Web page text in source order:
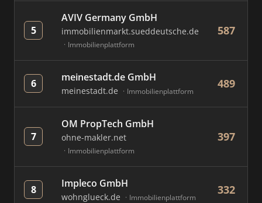
5
AVIV Germany GmbH
immobilienmarkt.sueddeutsche.de
Immobilienplattform
587
6 meinestadt.de GmbH
meinestadt.de Immobilienplattform
489
7
OM PropTech GmbH
ohne-makler.net
Immobilienplattform
397
8 Impleco GmbH
wohnglueck.de Immobilienplattform
332